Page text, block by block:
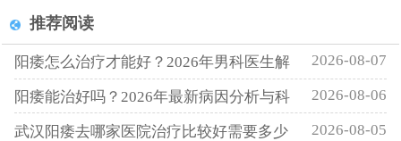
推荐阅读
阳痿怎么治疗才能好？2026年男科医生解 2026-08-07
阳痿能治好吗？2026年最新病因分析与科 2026-08-06
武汉阳痿去哪家医院治疗比较好需要多少 2026-08-05